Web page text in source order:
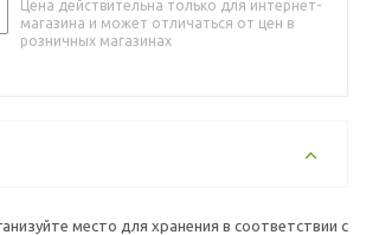
Цена действительна только для интернет-
магазина и может отличаться от цен в
розничных магазинах
место для хранения в соответствии с